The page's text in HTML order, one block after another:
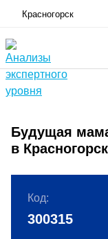
Красногорск
Будущая
в
Код:
300315